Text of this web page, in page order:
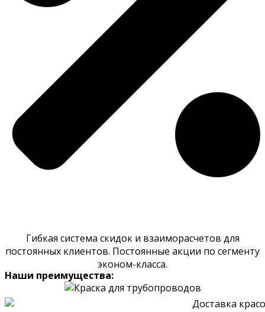
Гибкая система скидок и взаиморасчетов для
постоянных клиентов. Постоянные акции по сегменту
эконом-класса.
Наши преимущества: